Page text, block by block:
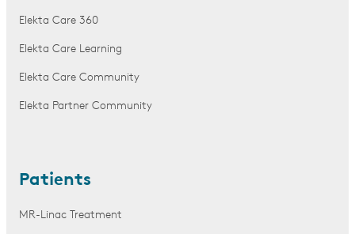
Elekta Care 360
Elekta Care Learning
Elekta Care Community
Elekta Partner Community
Patients
MR-Linac Treatment